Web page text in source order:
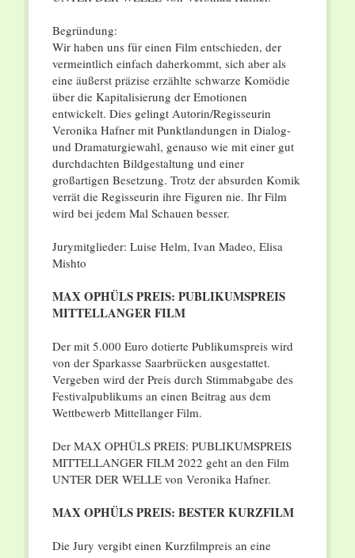
Begründung:
Wir haben uns für einen Film entschieden, der
vermeintlich einfach daherkommt, sich aber als
eine äußerst präzise erzählte schwarze Komödie
über die Kapitalisierung der Emotionen
entwickelt. Dies gelingt Autorin/Regisseurin
Veronika Hafner mit Punktlandungen in Dialog-
und Dramaturgiewahl, genauso wie mit einer gut
durchdachten Bildgestaltung und einer
großartigen Besetzung. Trotz der absurden Komik
verrät die Regisseurin ihre Figuren nie. Ihr Film
wird bei jedem Mal Schauen besser.
Jurymitglieder: Luise Helm, Ivan Madeo, Elisa
Mishto
MAX OPHÜLS PREIS: PUBLIKUMSPREIS
MITTELLANGER FILM
Der mit 5.000 Euro dotierte Publikumspreis wird
von der Sparkasse Saarbrücken ausgestattet.
Vergeben wird der Preis durch Stimmabgabe des
Festivalpublikums an einen Beitrag aus dem
Wettbewerb Mittellanger Film.
Der MAX OPHÜLS PREIS: PUBLIKUMSPREIS
MITTELLANGER FILM 2022 geht an den Film
UNTER DER WELLE von Veronika Hafner.
MAX OPHÜLS PREIS: BESTER KURZFILM
Die Jury vergibt einen Kurzfilmpreis an eine